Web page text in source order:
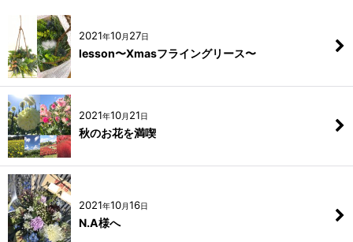
2021年10月 27日
lesson〜Xmasフライングリース〜
2021年10月 21日
秋のお花を満喫
2021年10月16日
N.A様へ